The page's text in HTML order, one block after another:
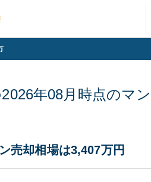
2026年08月 時点のマ
売却相場は3,407万円